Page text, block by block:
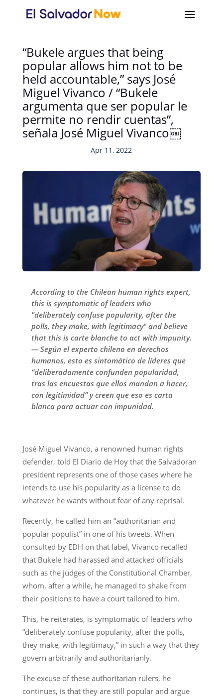
“Bukele argues that being
popular allows him not to be
held accountable,” says José
Miguel Vivanco / “Bukele
argumenta que ser popular le
permite no rendir cuentas”,
señala José Miguel Vivanco￼
Apr 11, 2022
According to the Chilean human rights expert,
this is symptomatic of leaders who
"deliberately confuse popularity, after the
polls, they make, with legitimacy" and believe
that this is carte blanche to act with impunity.
— Según el experto chileno en derechos
humanos, esto es sintomático de líderes que
“deliberadamente confunden popularidad,
tras las encuestas que ellos mandan a hacer,
con legitimidad” y creen que eso es carta
blanca para actuar con impunidad.
José Miguel Vivanco, a renowned human rights
defender, told El Diario de Hoy that the Salvadoran
president represents one of those cases where he
intends to use his popularity as a license to do
whatever he wants without fear of any reprisal.
Recently, he called him an “authoritarian and
popular populist” in one of his tweets. When
consulted by EDH on that label, Vivanco recalled
that Bukele had harassed and attacked officials
such as the judges of the Constitutional Chamber,
whom, after a while, he managed to shake from
their positions to have a court tailored to him.
This, he reiterates, is symptomatic of leaders who
“deliberately confuse popularity, after the polls,
they make, with legitimacy,” in such a way that they
govern arbitrarily and authoritarianly.
The excuse of these authoritarian rulers, he
continues, is that they are still popular and argue